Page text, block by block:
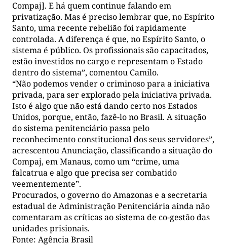
Compaj]. E há quem continue falando em
privatização. Mas é preciso lembrar que, no Espírito
Santo, uma recente rebelião foi rapidamente
controlada. A diferença é que, no Espírito Santo, o
sistema é público. Os profissionais são capacitados,
estão investidos no cargo e representam o Estado
dentro do sistema”, comentou Camilo.
“Não podemos vender o criminoso para a iniciativa
privada, para ser explorado pela iniciativa privada.
Isto é algo que não está dando certo nos Estados
Unidos, porque, então, fazê-lo no Brasil. A situação
do sistema penitenciário passa pelo
reconhecimento constitucional dos seus servidores”,
acrescentou Anunciação, classificando a situação do
Compaj, em Manaus, como um “crime, uma
falcatrua e algo que precisa ser combatido
veementemente”.
Procurados, o governo do Amazonas e a secretaria
estadual de Administração Penitenciária ainda não
comentaram as críticas ao sistema de co-gestão das
unidades prisionais.
Fonte: Agência Brasil